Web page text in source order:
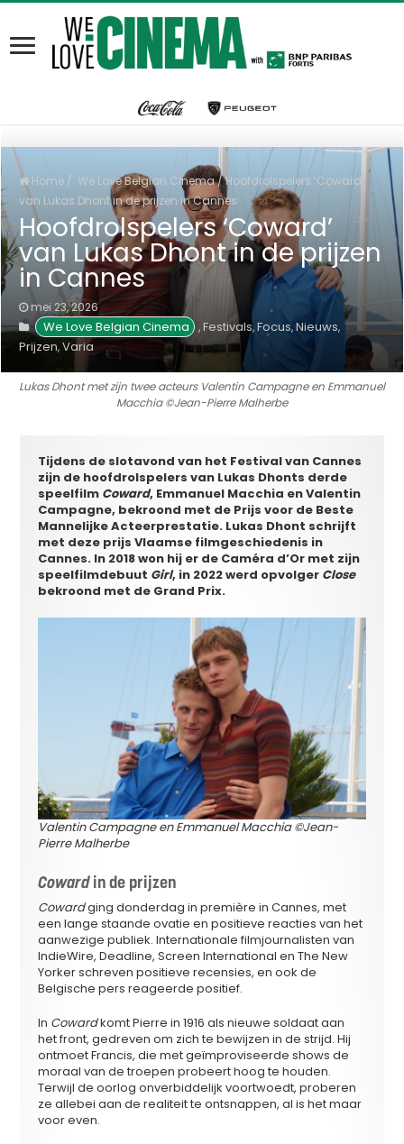
Home / We Love Belgian Cinema/Hoofdrolspelers ‘Coward’
van Lukas Dhont in de prijzen in Cannes
Hoofdrolspelers ‘Coward’
van Lukas Dhont in de prijzen
in Cannes
mei 23, 2026
We Love Belgian Cinema , Festivals,Focus,Nieuws,
Prijzen,Varia
Lukas Dhont met zijn twee acteurs Valentin Campagne en Emmanuel
Macchia ©Jean-Pierre Malherbe
Tijdens de slotavond van het Festival van Cannes
zijn de hoofdrolspelers van Lukas Dhonts derde
speelfilm Coward, Emmanuel Macchia en Valentin
Campagne, bekroond met de Prijs voor de Beste
Mannelijke Acteerprestatie. Lukas Dhont schrijft
met deze prijs Vlaamse filmgeschiedenis in
Cannes. In 2018 won hij er de Caméra d’Or met zijn
speelfilmdebuut Girl, in 2022 werd opvolger Close
bekroond met de Grand Prix.
Valentin Campagne en Emmanuel Macchia ©Jean-
Pierre Malherbe
Cowardin de prijzen
Cowardging donderdag in première in Cannes, met
een lange staande ovatie en positieve reacties van het
aanwezige publiek. Internationale filmjournalisten van
IndieWire, Deadline, Screen International en The New
Yorker schreven positieve recensies, en ook de
Belgische pers reageerde positief.
In Cowardkomt Pierre in 1916 als nieuwe soldaat aan
het front, gedreven om zich te bewijzen in de strijd. Hij
ontmoet Francis, die met geïmproviseerde shows de
moraal van de troepen probeert hoog te houden.
Terwijl de oorlog onverbiddelijk voortwoedt, proberen
ze allebei aan de realiteit te ontsnappen, al is het maar
voor even.